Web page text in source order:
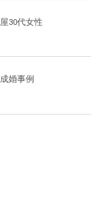
30代女性
婚事例